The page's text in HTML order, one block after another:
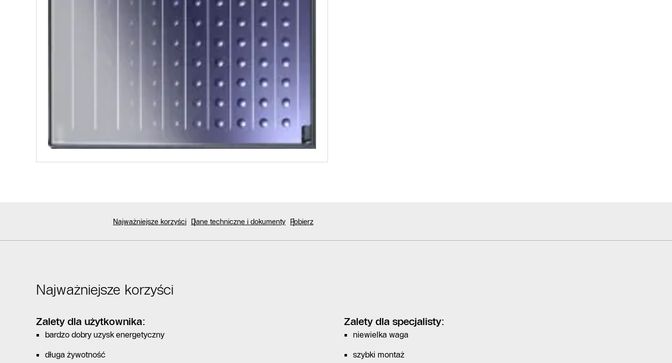
Najważniejsze korzyści Dane techniczne i dokumenty Pobierz
Najważniejsze korzyści
Zalety dla użytkownika:
bardzo dobry uzysk energetyczny
długa żywotność
Zalety dla specjalisty:
niewielka waga
szybki montaż